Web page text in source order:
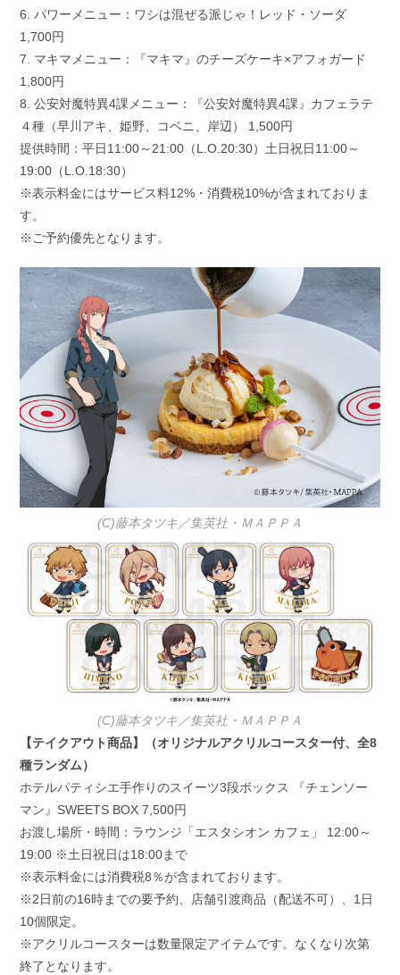
6. パワーメニュー：ワシは混ぜる派じゃ！レッド・ソーダ
1,700円
7. マキマメニュー：『マキマ』のチーズケーキ×アフォガード
1,800円
8. 公安対魔特異4課メニュー：『公安対魔特異4課』カフェラテ
４種（早川アキ、姫野、コベニ、岸辺） 1,500円
提供時間：平日11:00～21:00（L.O.20:30）土日祝日11:00～
19:00（L.O.18:30）
※表示料金にはサービス料12%・消費税10%が含まれておりま
す。
※ご予約優先となります。
(C)藤本タツキ／集英社・ＭＡＰＰＡ
(C)藤本タツキ／集英社・ＭＡＰＰＡ
【テイクアウト商品】（オリジナルアクリルコースター付、全8
種ランダム）
ホテルパティシエ手作りのスイーツ3段ボックス 『チェンソー
マン』SWEETS BOX 7,500円
お渡し場所・時間：ラウンジ「エスタシオン カフェ」 12:00～
19:00 ※土日祝日は18:00まで
※表示料金には消費税8％が含まれております。
※2日前の16時までの要予約、店舗引渡商品（配送不可）、1日
10個限定。
※アクリルコースターは数量限定アイテムです。なくなり次第
終了となります。